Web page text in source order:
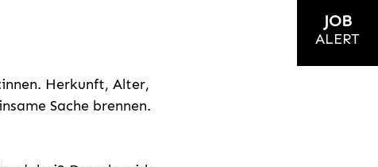
Herkunft, Alter,
Sache brennen.
JOB
ALERT